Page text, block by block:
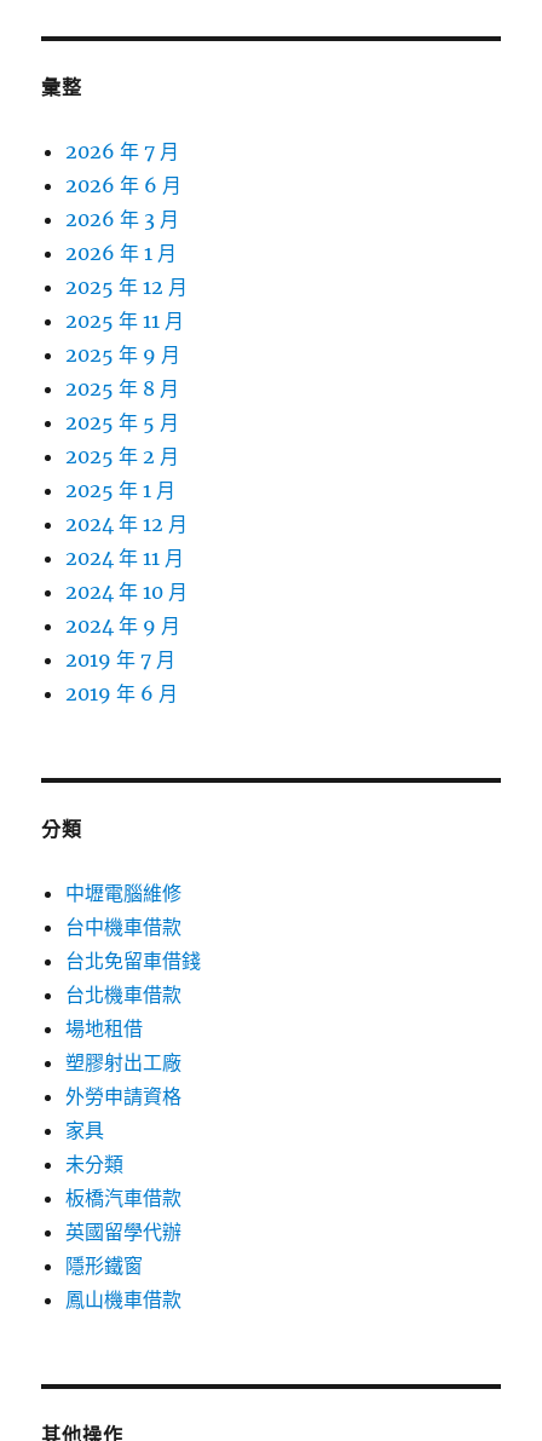
彙整
2026 年 7 月
2026 年 6 月
2026 年 3 月
2026 年 1 月
2025 年 12 月
2025 年 11 月
2025 年 9 月
2025 年 8 月
2025 年 5 月
2025 年 2 月
2025 年 1 月
2024 年 12 月
2024 年 11 月
2024 年 10 月
2024 年 9 月
2019 年 7 月
2019 年 6 月
分類
中壢電腦維修
台中機車借款
台北免留車借錢
台北機車借款
場地租借
塑膠射出工廠
外勞申請資格
家具
未分類
板橋汽車借款
英國留學代辦
隱形鐵窗
鳳山機車借款
其他操作